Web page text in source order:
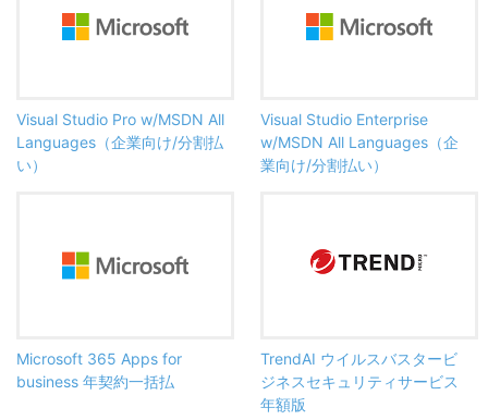
Visual Studio Pro w/MSDN All
Languages（企業向け/分割払
い）
Visual Studio Enterprise
w/MSDN All Languages（企
業向け/分割払い）
Microsoft 365 Apps for
business 年契約一括払
TrendAI ウイルスバスタービ
ジネスセキュリティサービス
年額版